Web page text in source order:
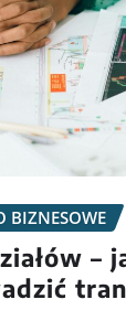
BIZNESOWE
–